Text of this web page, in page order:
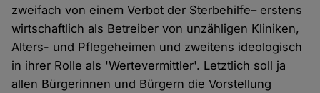
zweifach von einem Verbot der Sterbehilfe– erstens
wirtschaftlich als Betreiber von unzähligen Kliniken,
Alters- und Pflegeheimen und zweitens ideologisch
in ihrer Rolle als 'Wertevermittler'. Letztlich soll ja
allen Bürgerinnen und Bürgern die Vorstellung